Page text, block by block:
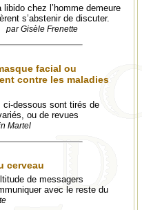
chez l’homme demeure
s’abstenir de discuter.
par Gisèle Frenette
facial ou
contre les maladies
dessous sont tirés de
ou de revues
Martel
cerveau
de messagers
avec le reste du